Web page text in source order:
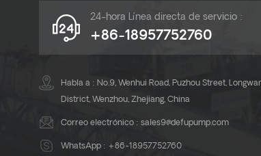
24-hora Línea directa de servicio :
+86-18957752760
Habla a : No.9, Wenhui Road, Puzhou Street,
District, Wenzhou, Zhejiang, China
Correo electrónico : sales9@defupump.com
WhatsApp : +86-18957752760